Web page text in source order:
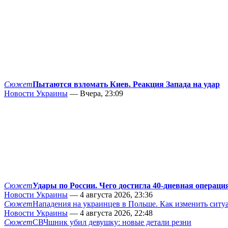
СюжетПытаются взломать Киев. Реакция Запада на удар
Новости Украины — Вчера, 23:09
СюжетУдары по России. Чего достигла 40-дневная
Новости Украины — 4 августа 2026, 23:36
СюжетНападения на украинцев в Польше. Как изменить
Новости Украины — 4 августа 2026, 22:48
СюжетСВЧшник убил девушку: новые детали резни